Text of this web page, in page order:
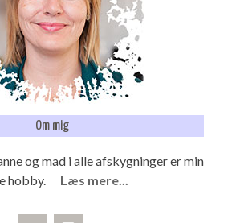
Om mig
og mad i alle afskygninger er min
hobby. Læs mere...